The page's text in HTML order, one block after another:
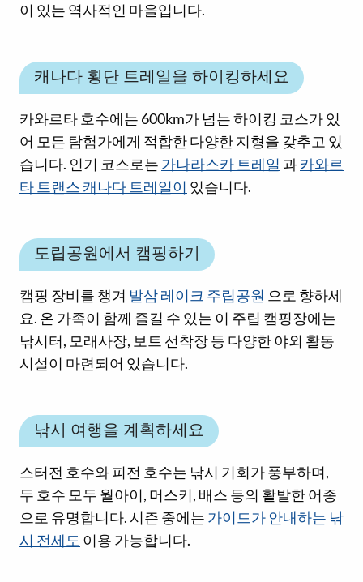
이 있는 역사적인 마을입니다.
캐나다 횡단 트레일을 하이킹하세요
카와르타 호수에는 600km가 넘는 하이킹 코스가 있
어 모든 탐험가에게 적합한 다양한 지형을 갖추고 있
습니다. 인기 코스로는 가나라스카 트레일 과카와르
타 트랜스 캐나다 트레일이 있습니다.
도립공원에서 캠핑하기
캠핑 장비를 챙겨 발삼 레이크 주립공원 으로 향하세
요. 온 가족이 함께 즐길 수 있는 이 주립 캠핑장에는
낚시터, 모래사장, 보트 선착장 등 다양한 야외 활동
시설이 마련되어 있습니다.
낚시 여행을 계획하세요
스터전 호수와 피전 호수는 낚시 기회가 풍부하며,
두 호수 모두 월아이, 머스키, 배스 등의 활발한 어종
으로 유명합니다. 시즌 중에는 가이드가 안내하는 낚
시 전세도 이용 가능합니다.